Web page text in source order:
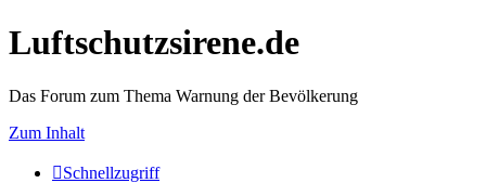
Luftschutzsirene.de
Das Forum zum Thema Warnung der Bevölkerung
Zum Inhalt
Schnellzugriff